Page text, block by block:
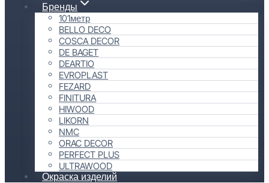
Бренды
101метр
BELLO DECO
COSCA DECOR
DE BAGET
DEARTIO
EVROPLAST
FEZARD
FINITURA
HIWOOD
LIKORN
NMC
ORAC DECOR
PERFECT PLUS
ULTRAWOOD
Окраска изделий